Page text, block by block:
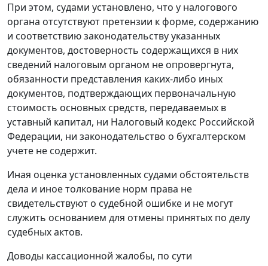
При этом, судами установлено, что у налогового
органа отсутствуют претензии к форме, содержанию
и соответствию законодательству указанных
документов, достоверность содержащихся в них
сведений налоговым органом не опровергнута,
обязанности представления каких-либо иных
документов, подтверждающих первоначальную
стоимость основных средств, передаваемых в
уставный капитал, ни Налоговый кодекс Российской
Федерации, ни законодательство о бухгалтерском
учете не содержит.
Иная оценка установленных судами обстоятельств
дела и иное толкование норм права не
свидетельствуют о судебной ошибке и не могут
служить основанием для отмены принятых по делу
судебных актов.
Доводы кассационной жалобы, по сути